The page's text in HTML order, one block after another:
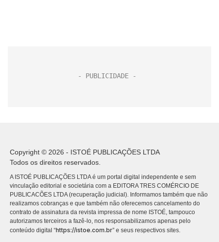
Copyright © 2026 - ISTOÉ PUBLICAÇÕES LTDA
Todos os direitos reservados.
A ISTOÉ PUBLICAÇÕES LTDA é um portal digital independente e sem
vinculação editorial e societária com a EDITORA TRES COMÉRCIO DE
PUBLICACÕES LTDA (recuperação judicial). Informamos também que não
realizamos cobranças e que também não oferecemos cancelamento do
contrato de assinatura da revista impressa de nome ISTOÉ, tampouco
autorizamos terceiros a fazê-lo, nos responsabilizamos apenas pelo
conteúdo digital “https://istoe.com.br” e seus respectivos sites.